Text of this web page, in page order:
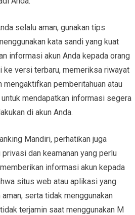
selalu aman, gunakan tips
kata sandi yang kuat
informasi akun Anda kepada orang
ke versi terbaru, memeriksa riwayat
mengaktifkan pemberitahuan atau
mendapatkan informasi segera
di akun Anda.
Mandiri, perhatikan juga
dan keamanan yang perlu
informasi akun kepada
situs web atau aplikasi yang
serta tidak menggunakan
terjamin saat menggunakan M